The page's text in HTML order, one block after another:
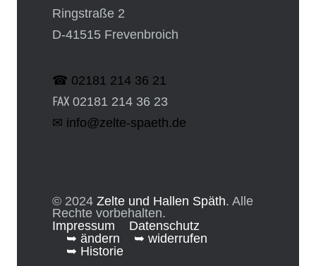
Ringstraße 2
D-41515 Frevenbroich
☎ 02181 214 36 21
℻ 02181 214 36 23
✉ info@zelte-spaeth.de
© 2024 Zelte und Hallen Späth. Alle
Rechte vorbehalten.
Impressum
Datenschutz
➥ ändern
➥ widerrufen
➥ Historie